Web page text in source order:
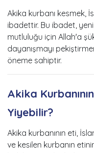
Akika kurbanı kesmek,
ibadettir. Bu ibadet,
mutluluğu için Allah'a
dayanışmayı
öneme sahiptir.
Akika
Yiyebilir?
Akika kurbanının eti,
ve kesilen kurbanın